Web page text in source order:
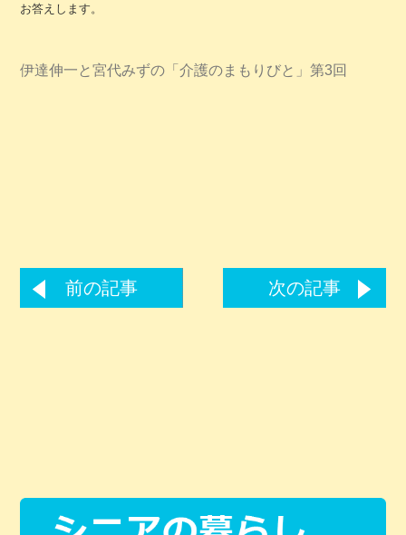
お答えします。
伊達伸一と宮代みずの「介護のまもりびと」第3回
前の記事 次の記事